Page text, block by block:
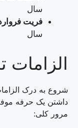
سال
فریت
سال
شروع به درک
داشتن یک حرفه
مرور کلی: